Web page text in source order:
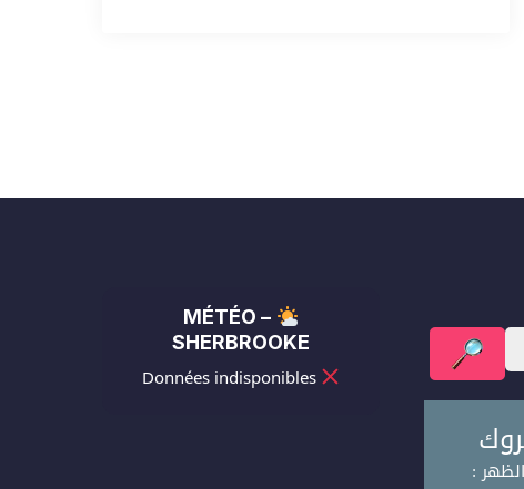
MÉTÉO –
SHERBROOKE
Données indisponibles